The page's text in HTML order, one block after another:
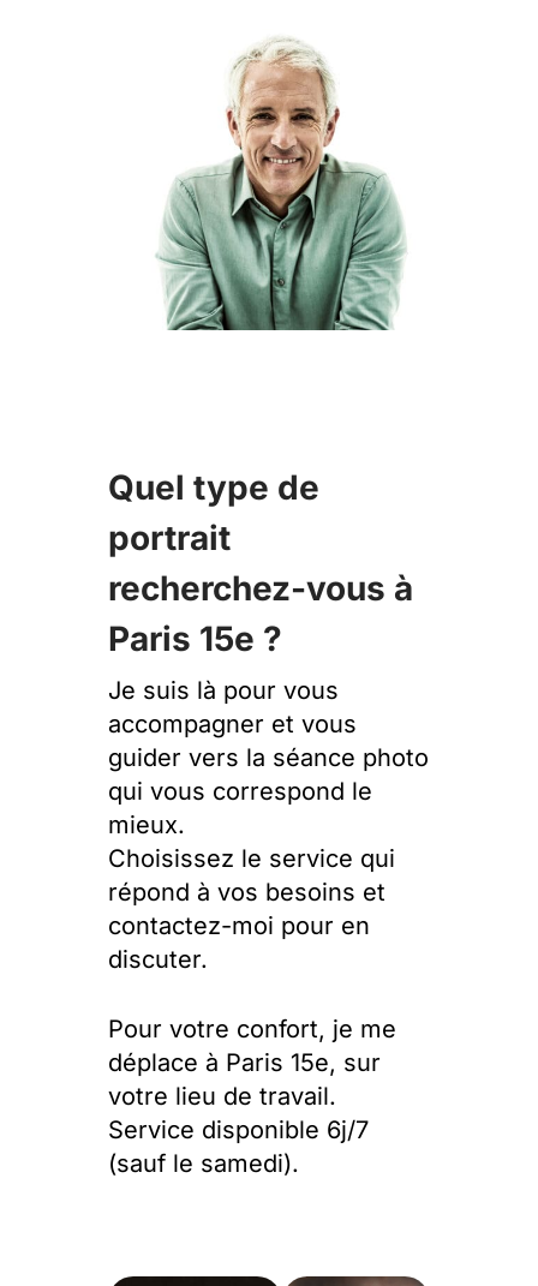
Quel type de
portrait
recherchez-vous à
Paris 15e ?
Je suis là pour vous
accompagner et vous
guider vers la séance photo
qui vous correspond le
mieux.
Choisissez le service qui
répond à vos besoins et
contactez-moi pour en
discuter.
Pour votre confort, je me
déplace à Paris 15e, sur
votre lieu de travail.
Service disponible 6j/7
(sauf le samedi).